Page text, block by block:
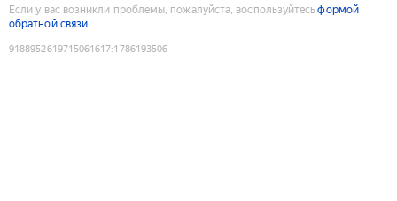
Если у вас возникли проблемы, пожалуйста, воспользуйтесьформой
обратной связи
9188952619715061617:1786193506